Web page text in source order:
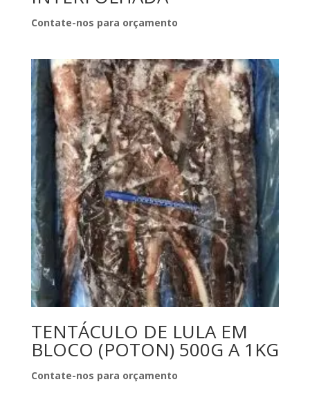
Contate-nos para orçamento
TENTÁCULO DE LULA EM
BLOCO (POTON) 500G A 1KG
Contate-nos para orçamento